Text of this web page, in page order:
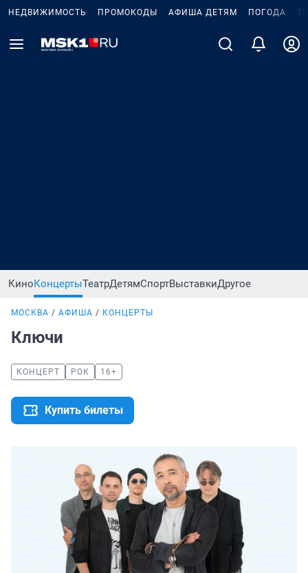
НЕДВИЖИМОСТЬ ПРОМОКОДЫ АФИША ДЕТЯМ ПОГОДА
КиноКонцертыТеатрДетямСпортВыставкиДругое
МОСКВА АФИША КОНЦЕРТЫ
Ключи
КОНЦЕРТ РОК 16+
Купить билеты